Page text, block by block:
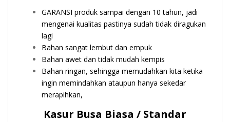
GARANSI produk sampai dengan 10 tahun, jadi
mengenai kualitas pastinya sudah tidak diragukan
lagi
Bahan sangat lembut dan empuk
Bahan awet dan tidak mudah kempis
Bahan ringan, sehingga memudahkan kita ketika
ingin memindahkan ataupun hanya sekedar
merapihkan,
Kasur Busa Biasa / Standar